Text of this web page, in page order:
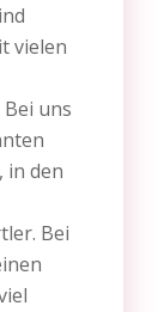
vielen
uns
in den
Bei